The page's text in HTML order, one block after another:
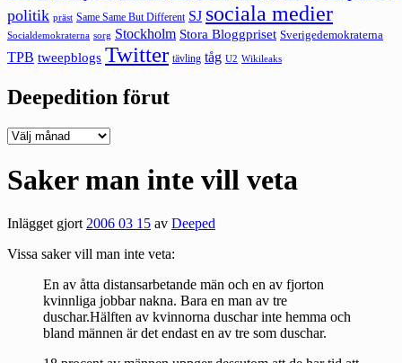
politik präst Same Same But Different SJ sociala medier
Socialdemokraterna sorg Stockholm Stora Bloggpriset Sverigedemokraterna
TPB tweepblogs Twitter tävling tåg U2 Wikileaks
Deepedition förut
Deepedition
Saker man inte vill veta
Inlägget gjort2006 03 15 av Deeped
Vissa saker vill man inte veta:
En av åtta distansarbetande män och en av fjorton
kvinnliga jobbar nakna. Bara en man av tre
duschar.Hälften av kvinnorna duschar inte hemma och
bland männen är det endast en av tre som duschar.